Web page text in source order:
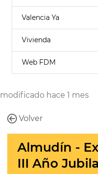
Valencia Ya
Vivienda
Web FDM
modificado hace 1 mes
Volver
Almudín -
III Año